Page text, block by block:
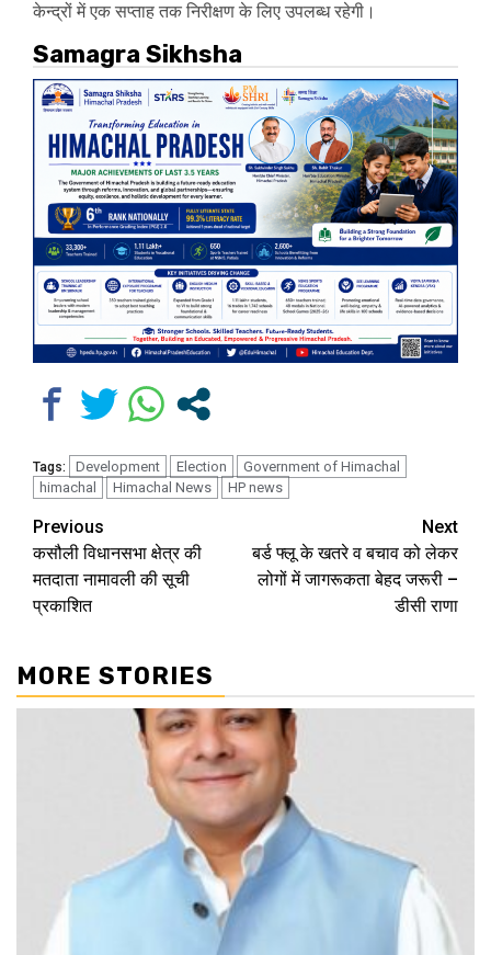
केन्द्रों में एक सप्ताह तक निरीक्षण के लिए उपलब्ध रहेगी।
Samagra Sikhsha
Tags: Development Election
Government of Himachal
himachal
Himachal News HP news
Continue
Reading
Previous
कसौली विधानसभा क्षेत्र की
मतदाता नामावली की सूची
प्रकाशित
Next
बर्ड फ्लू के खतरे व बचाव को लेकर
लोगों में जागरूकता बेहद जरूरी –
डीसी राणा
MORE STORIES